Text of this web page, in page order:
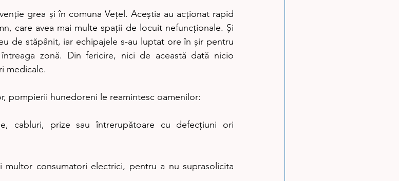
grea și în comuna Vețel. Aceștia au acționat rapid
care avea mai multe spații de locuit nefuncționale. Și
de stăpânit, iar echipajele s-au luptat ore în șir pentru
zonă. Din fericire, nici de această dată nicio
medicale.
pompierii hunedoreni le reamintesc oamenilor:
cabluri, prize sau întrerupătoare cu defecţiuni ori
multor consumatori electrici, pentru a nu suprasolicita